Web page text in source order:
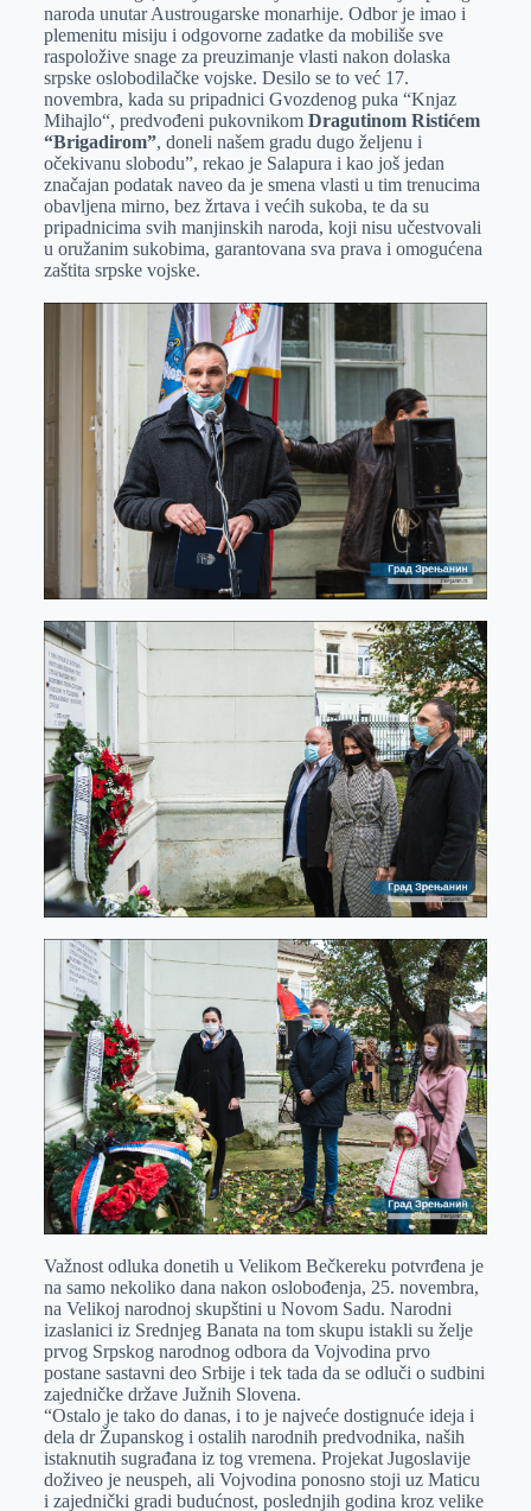
naroda unutar Austrougarske monarhije. Odbor je imao i
plemenitu misiju i odgovorne zadatke da mobiliše sve
raspoložive snage za preuzimanje vlasti nakon dolaska
srpske oslobodilačke vojske. Desilo se to već 17.
novembra, kada su pripadnici Gvozdenog puka “Knjaz
Mihajlo“, predvođeni pukovnikom Dragutinom Ristićem
“Brigadirom”, doneli našem gradu dugo željenu i
očekivanu slobodu”, rekao je Salapura i kao još jedan
značajan podatak naveo da je smena vlasti u tim trenucima
obavljena mirno, bez žrtava i većih sukoba, te da su
pripadnicima svih manjinskih naroda, koji nisu učestvovali
u oružanim sukobima, garantovana sva prava i omogućena
zaštita srpske vojske.
Važnost odluka donetih u Velikom Bečkereku potvrđena je
na samo nekoliko dana nakon oslobođenja, 25. novembra,
na Velikoj narodnoj skupštini u Novom Sadu. Narodni
izaslanici iz Srednjeg Banata na tom skupu istakli su želje
prvog Srpskog narodnog odbora da Vojvodina prvo
postane sastavni deo Srbije i tek tada da se odluči o sudbini
zajedničke države Južnih Slovena.
“Ostalo je tako do danas, i to je najveće dostignuće ideja i
dela dr Županskog i ostalih narodnih predvodnika, naših
istaknutih sugrađana iz tog vremena. Projekat Jugoslavije
doživeo je neuspeh, ali Vojvodina ponosno stoji uz Maticu
i zajednički gradi budućnost, poslednjih godina kroz velike